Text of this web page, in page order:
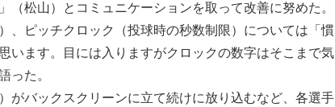
（松山）とコミュニケーションを取って改善に努めた。
、ピッチクロック（投球時の秒数制限）については「慣
います。目には入りますがクロックの数字はそこまで気
った。
がバックスクリーンに立て続けに放り込むなど、各選手